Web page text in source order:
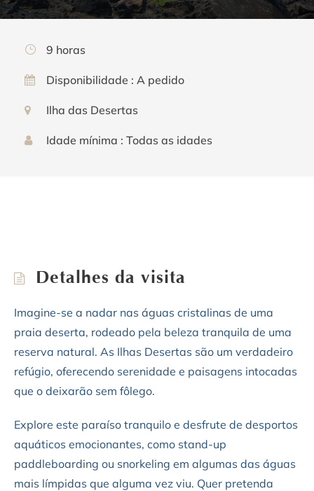
9 horas
Disponibilidade : A pedido
Ilha das Desertas
Idade mínima : Todas as idades
Detalhes da visita
Imagine-se a nadar nas águas cristalinas de uma
praia deserta, rodeado pela beleza tranquila de uma
reserva natural. As Ilhas Desertas são um verdadeiro
refúgio, oferecendo serenidade e paisagens intocadas
que o deixarão sem fôlego.
Explore este paraíso tranquilo e desfrute de desportos
aquáticos emocionantes, como stand-up
paddleboarding ou snorkeling em algumas das águas
mais límpidas que alguma vez viu. Quer pretenda